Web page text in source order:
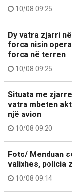
10/08 09:25
Dy vatra zjarri
forca nisin
forca në terren
10/08 09:25
Situata me
vatra mbeten
një avion
10/08 09:20
Foto/ Menduan
valixhes, policia
10/08 09:14